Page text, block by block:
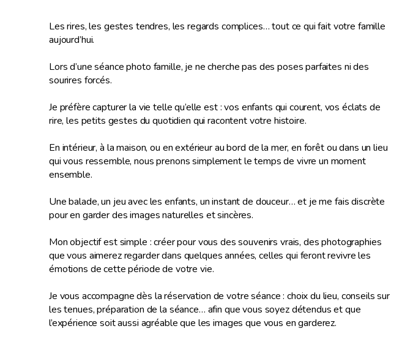
Les rires, les gestes tendres, les regards complices… tout ce qui fait votre famille
aujourd’hui.
Lors d’une séance photo famille, je ne cherche pas des poses parfaites ni des
sourires forcés.
Je préfère capturer la vie telle qu’elle est : vos enfants qui courent, vos éclats de
rire, les petits gestes du quotidien qui racontent votre histoire.
En intérieur, à la maison, ou en extérieur au bord de la mer, en forêt ou dans un lieu
qui vous ressemble, nous prenons simplement le temps de vivre un moment
ensemble.
Une balade, un jeu avec les enfants, un instant de douceur… et je me fais discrète
pour en garder des images naturelles et sincères.
Mon objectif est simple : créer pour vous des souvenirs vrais, des photographies
que vous aimerez regarder dans quelques années, celles qui feront revivre les
émotions de cette période de votre vie.
Je vous accompagne dès la réservation de votre séance : choix du lieu, conseils sur
les tenues, préparation de la séance… afin que vous soyez détendus et que
l’expérience soit aussi agréable que les images que vous en garderez.